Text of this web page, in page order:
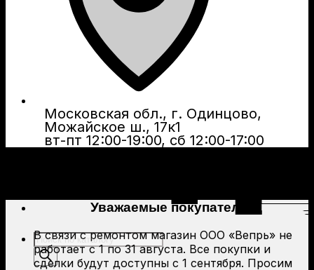
Московская обл., г. Одинцово,
Можайское ш., 17к1
вт-пт 12:00-19:00, сб 12:00-17:00
Поиск
товаров
Уважаемые покупатели!
В связи с ремонтом магазин ООО «Вепрь» не
работает с 1 по 31 августа. Все покупки и
сделки будут доступны с 1 сентября. Просим